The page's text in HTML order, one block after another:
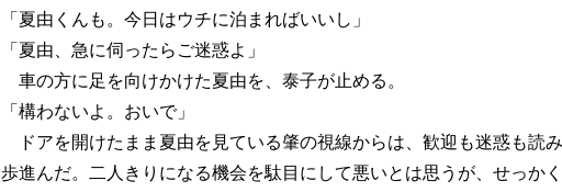
「夏由くんも。今日はウチに泊まればいいし」
「夏由、急に伺ったらご迷惑よ」
車の方に足を向けかけた夏由を、泰子が止める。
「構わないよ。おいで」
ドアを開けたまま夏由を見ている肇の視線からは、歓迎も迷惑も読
歩進んだ。二人きりになる機会を駄目にして悪いとは思うが、せっか